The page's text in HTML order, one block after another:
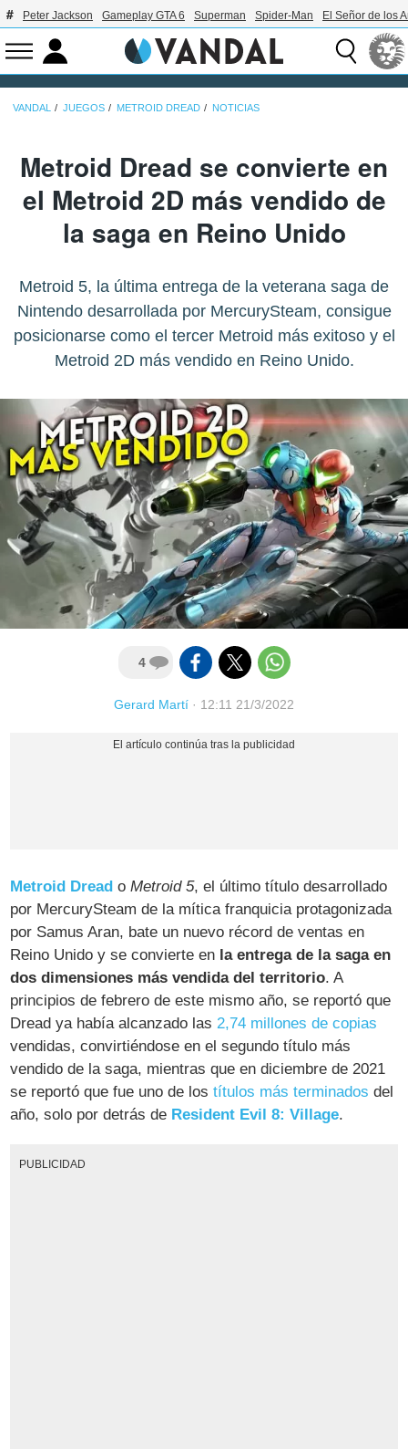
Peter Jackson Gameplay GTA 6 Superman Spider-Man El Señor de los
VANDAL JUEGOS METROID DREAD NOTICIAS
Metroid Dread se convierte en
el Metroid 2D más vendido de
la saga en Reino Unido
Metroid 5, la última entrega de la veterana saga de
Nintendo desarrollada por MercurySteam, consigue
posicionarse como el tercer Metroid más exitoso y el
Metroid 2D más vendido en Reino Unido.
4
Gerard Martí · 12:11 21/3/2022
Metroid Dread oMetroid 5, el último título desarrollado
por MercurySteam de la mítica franquicia protagonizada
por Samus Aran, bate un nuevo récord de ventas en
Reino Unido y se convierte en la entrega de la saga en
dos dimensiones más vendida del territorio. A
principios de febrero de este mismo año, se reportó que
Dread ya había alcanzado las2,74 millones de copias
vendidas, convirtiéndose en el segundo título más
vendido de la saga, mientras que en diciembre de 2021
se reportó que fue uno de lostítulos más terminados del
año, solo por detrás de Resident Evil 8: Village.
PUBLICIDAD